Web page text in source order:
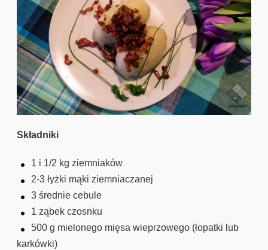
Składniki
1 i 1/2 kg ziemniaków
2-3 łyżki mąki ziemniaczanej
3 średnie cebule
1 ząbek czosnku
500 g mielonego mięsa wieprzowego (łopatki lub
karkówki)